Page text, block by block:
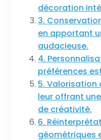
décoration
3.
en apportant
audacieuse.
4.
préférences
5. Valorisation
leur offrant
de créativité.
6.
géométriques